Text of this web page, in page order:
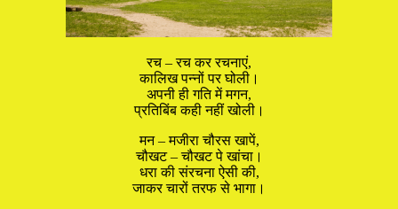
रच – रच कर रचनाएं,
कालिख पन्नों पर घोली।
अपनी ही गति में मगन,
प्रतिबिंब कही नहीं खोली।
मन – मजीरा चौरस खापें,
चौखट – चौखट पे खांचा।
धरा की संरचना ऐसी की,
जाकर चारों तरफ से भागा।